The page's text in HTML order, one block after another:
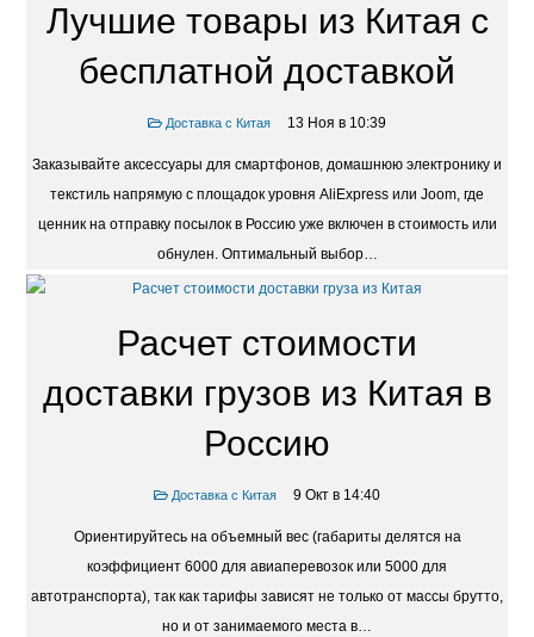
Лучшие товары из Китая с
бесплатной доставкой
Доставка с Китая 13 Ноя в 10:39
Заказывайте аксессуары для смартфонов, домашнюю электронику и
текстиль напрямую с площадок уровня AliExpress или Joom, где
ценник на отправку посылок в Россию уже включен в стоимость или
обнулен. Оптимальный выбор…
Расчет стоимости
доставки грузов из Китая в
Россию
Доставка с Китая 9 Окт в 14:40
Ориентируйтесь на объемный вес (габариты делятся на
коэффициент 6000 для авиаперевозок или 5000 для
автотранспорта), так как тарифы зависят не только от массы брутто,
но и от занимаемого места в…